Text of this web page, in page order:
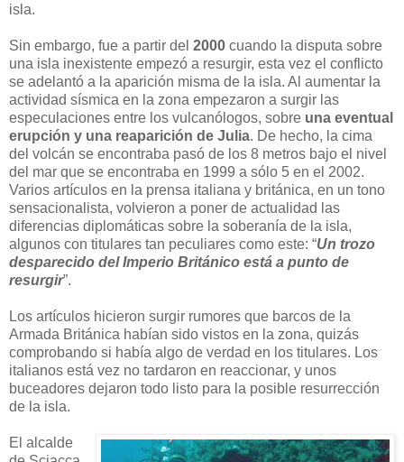
isla.
Sin embargo, fue a partir del 2000 cuando la disputa sobre
una isla inexistente empezó a resurgir, esta vez el conflicto
se adelantó a la aparición misma de la isla. Al aumentar la
actividad sísmica en la zona empezaron a surgir las
especulaciones entre los vulcanólogos, sobre una eventual
erupción y una reaparición de Julia. De hecho, la cima
del volcán se encontraba pasó de los 8 metros bajo el nivel
del mar que se encontraba en 1999 a sólo 5 en el 2002.
Varios artículos en la prensa italiana y británica, en un tono
sensacionalista, volvieron a poner de actualidad las
diferencias diplomáticas sobre la soberanía de la isla,
algunos con titulares tan peculiares como este: “Un trozo
desparecido del Imperio Británico está a punto de
resurgir”.
Los artículos hicieron surgir rumores que barcos de la
Armada Británica habían sido vistos en la zona, quizás
comprobando si había algo de verdad en los titulares. Los
italianos está vez no tardaron en reaccionar, y unos
buceadores dejaron todo listo para la posible resurrección
de la isla.
El alcalde